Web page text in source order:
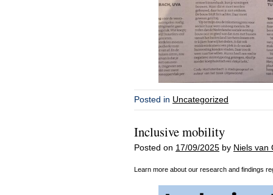
Posted in Uncategorized
Inclusive mobility
Posted on 17/09/2025 by Niels van
Learn more about our research and findings